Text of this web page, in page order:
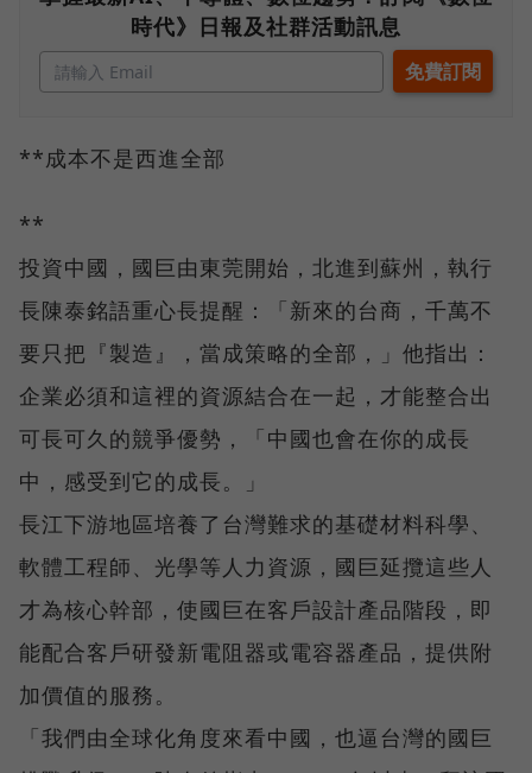
時代》日報及社群活動訊息
**成本不是西進全部
**
投資中國，國巨由東莞開始，北進到蘇州，執行
長陳泰銘語重心長提醒：「新來的台商，千萬不
要只把『製造』，當成策略的全部，」他指出：
企業必須和這裡的資源結合在一起，才能整合出
可長可久的競爭優勢，「中國也會在你的成長
中，感受到它的成長。」
長江下游地區培養了台灣難求的基礎材料科學、
軟體工程師、光學等人力資源，國巨延攬這些人
才為核心幹部，使國巨在客戶設計產品階段，即
能配合客戶研發新電阻器或電容器產品，提供附
加價值的服務。
「我們由全球化角度來看中國，也逼台灣的國巨